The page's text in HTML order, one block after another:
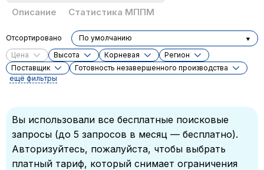
Описание
Статистика МППМ
Цена Высота Корневая
Регион
Поставщик
Готовность незавершенного производства
ещё фильтры
Отсортировано По умолчанию
Вы использовали все бесплатные поисковые
запросы (до 5 запросов в месяц — бесплатно).
Авторизуйтесь, пожалуйста, чтобы выбрать
платный тариф, который снимает ограничения